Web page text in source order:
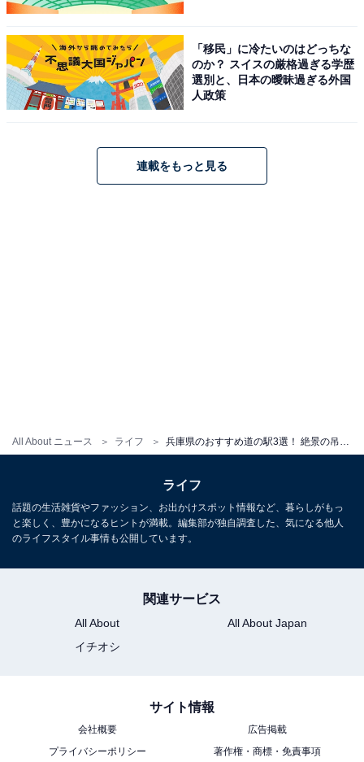
All About ニュース ライフ
る施設だった。
但馬牛のハンバーグは肉肉しくてジューシー。サラ
ダバーも付いていて満足度が高い。
「村岡ファームガーデン」のアクセス・営業時間
兵庫県淡路市岩屋、明石海峡大橋のたもとに位置する
「移民」に冷たいのはどっちな
のか？ スイスの厳格過ぎる学歴
選別と、日本の曖昧過ぎる外国
人政策
連載をもっと見る
ライフ
話題の生活雑貨やファッション、お出かけスポット情報など、暮らしがもっ
と楽しく、豊かになるヒントが満載。編集部が独自調査した、気になる他人
のライフスタイル事情も公開しています。
関連サービス
All About
All About Japan
イチオシ
サイト情報
会社概要
広告掲載
プライバシーポリシー
著作権・商標・免責事項